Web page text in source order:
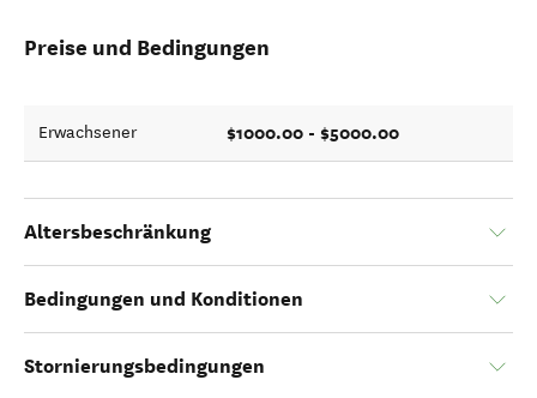
Preise und Bedingungen
Erwachsener $1000.00 - $5000.00
Altersbeschränkung
Bedingungen und Konditionen
Stornierungsbedingungen